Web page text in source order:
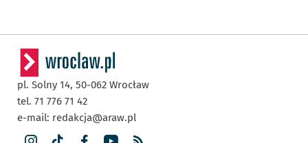
pl. Solny 14, 50-062 Wrocław
tel. 71 776 71 42
e-mail: redakcja@araw.pl